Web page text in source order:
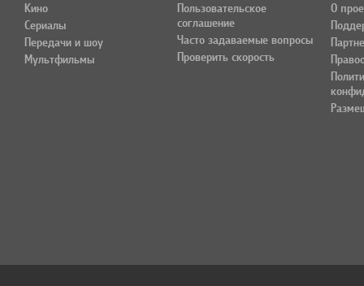
Кино
Сериалы
Передачи и шоу
Мультфильмы
Пользовательское
соглашение
Часто задаваемые вопросы
Проверить скорость
О